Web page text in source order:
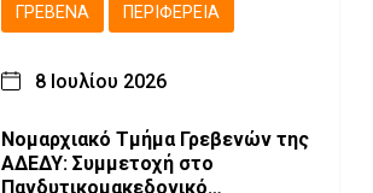
ΓΡΕΒΕΝΆ ΠΕΡΙΦΈΡΕΙΑ
8 Ιουλίου 2026
Νομαρχιακό Τμήμα Γρεβενών της
ΑΔΕΔΥ: Συμμετοχή στο
Πανδυτικομακεδονικό